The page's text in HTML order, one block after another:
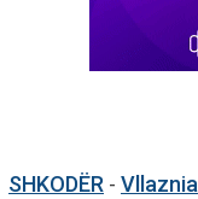
SHKODËR - Vllaznia